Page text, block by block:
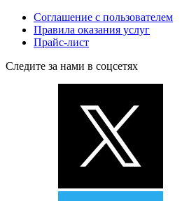
Соглашение с пользователем
Правила оказания услуг
Прайс-лист
Следите за нами в соцсетях